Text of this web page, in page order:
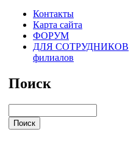
Контакты
Карта сайта
ФОРУМ
ДЛЯ СОТРУДНИКОВ
филиалов
Поиск